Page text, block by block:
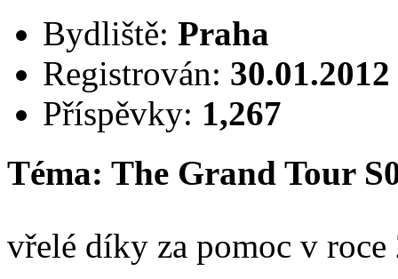
Bydliště: Praha
Registrován: 30.01.2012
Příspěvky: 1,267
Téma: The Grand Tour
vřelé díky za pomoc v